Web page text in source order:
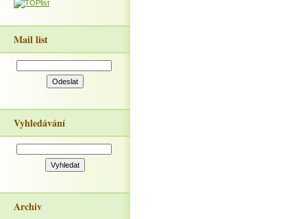
Mail list
Vyhledávání
Archiv